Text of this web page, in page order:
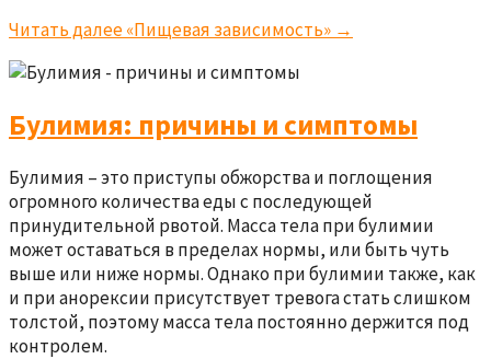
Читать далее«Пищевая зависимость» →
Булимия: причины и симптомы
Булимия – это приступы обжорства и поглощения
огромного количества еды с последующей
принудительной рвотой. Масса тела при булимии
может оставаться в пределах нормы, или быть чуть
выше или ниже нормы. Однако при булимии также, как
и при анорексии присутствует тревога стать слишком
толстой, поэтому масса тела постоянно держится под
контролем.